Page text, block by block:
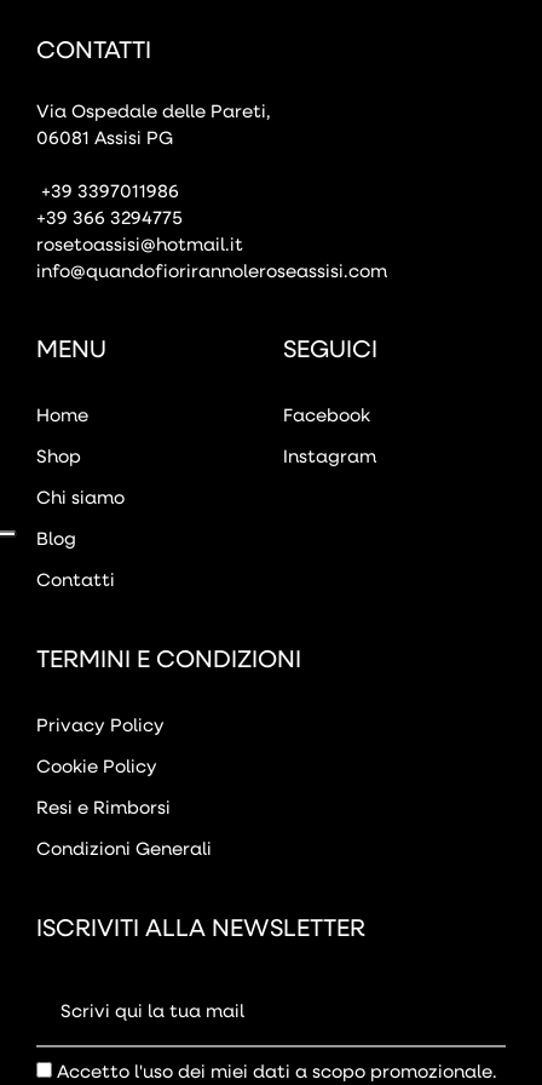
CONTATTI
Via Ospedale delle Pareti,
06081 Assisi PG
+39 3397011986
+39 366 3294775
rosetoassisi@hotmail.it
info@quandofiorirannoleroseassisi.com
MENU
Home
Shop
Chi siamo
Blog
Contatti
SEGUICI
Facebook
Instagram
TERMINI E CONDIZIONI
Privacy Policy
Cookie Policy
Resi e Rimborsi
Condizioni Generali
ISCRIVITI ALLA NEWSLETTER
Accetto l'uso dei miei dati a scopo promozionale.